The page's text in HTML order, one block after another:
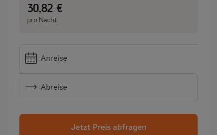
:30,82 €
pro Nacht
Anreise
Abreise
Jetzt Preis abfragen